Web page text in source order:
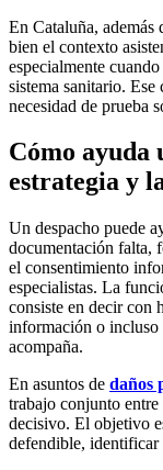
En Cataluña,
bien el contexto
especialmente
sistema sanitario.
necesidad de prueba
Cómo ayuda
estrategia y
Un despacho puede
documentación falta,
el consentimiento
especialistas. La
consiste en decir con
información o incluso
acompaña.
En asuntos de daños
trabajo conjunto
decisivo. El objetivo
defendible, identificar